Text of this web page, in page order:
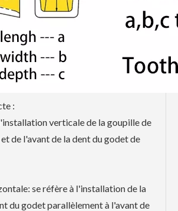
:
verticale de la goupille de
de l'avant de la dent du godet de
se réfère à l'installation de la
du godet parallèlement à l'avant de